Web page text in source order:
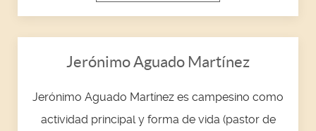
Jerónimo Aguado Martínez
Jerónimo Aguado Martínez es campesino como
actividad principal y forma de vida (pastor de